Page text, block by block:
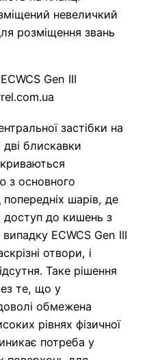
невеличкий
розміщення звань
застібки на
дві блискавки
з основного
попередніх шарів, де
доступ до кишень з
ECWCS Gen III
отвори, і
Таке рішення
те, що у
обмежена
рівнях фізичної
потреба у